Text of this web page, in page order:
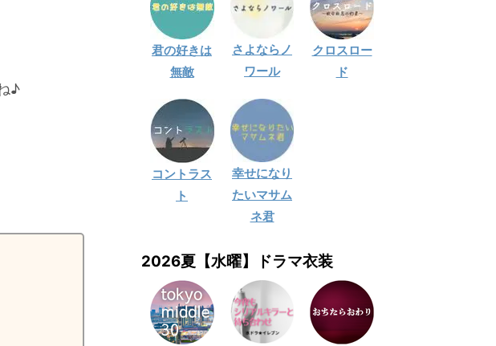
♪
君の好きは
無敵
さよならノ
ワール
クロスロー
ド
コントラス
ト
幸せになり
たいマサム
ネ君
2026夏【水曜】ドラマ衣装